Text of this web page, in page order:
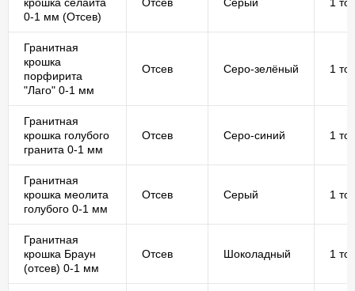
0-1 мм (Отсев)
Гранитная
крошка
порфирита
"Лаго" 0-1 мм
Отсев Серо-зелёный 1
Гранитная
крошка голубого
гранита 0-1 мм
Отсев Серо-синий 1
Гранитная
крошка меолита
голубого 0-1 мм
Отсев Серый 1
Гранитная
крошка Браун
(отсев) 0-1 мм
Отсев Шоколадный 1